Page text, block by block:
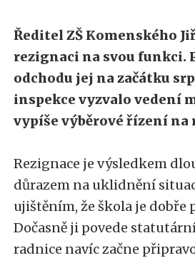
Ředitel ZŠ Komenského
rezignaci na svou funkci.
odchodu jej na začátku
inspekce vyzvalo vedení
vypíše výběrové řízení na
Rezignace je výsledkem
důrazem na uklidnění
ujištěním, že škola je
Dočasně ji povede
radnice navíc začne